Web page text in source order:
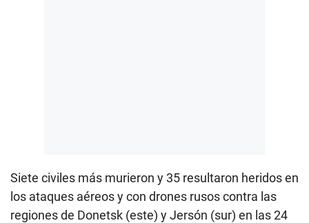
Siete civiles más murieron y 35 resultaron heridos en
los ataques aéreos y con drones rusos contra las
regiones de Donetsk (este) y Jersón (sur) en las 24